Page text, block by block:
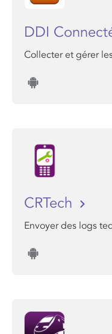
DDI
Collecter et gérer
CRTech
Envoyer des logs